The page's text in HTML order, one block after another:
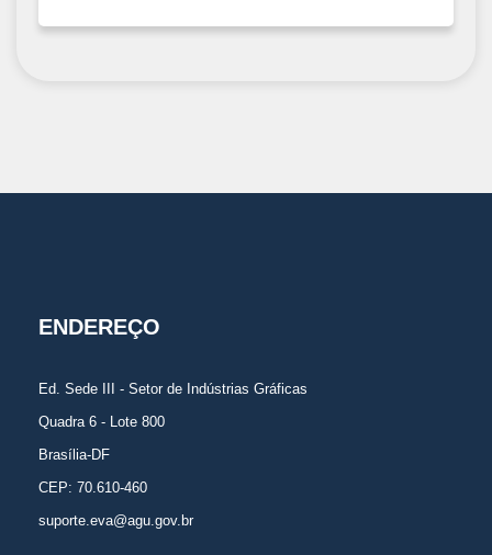
ENDEREÇO
Ed. Sede III - Setor de Indústrias Gráficas
Quadra 6 - Lote 800
Brasília-DF
CEP: 70.610-460
suporte.eva@agu.gov.br